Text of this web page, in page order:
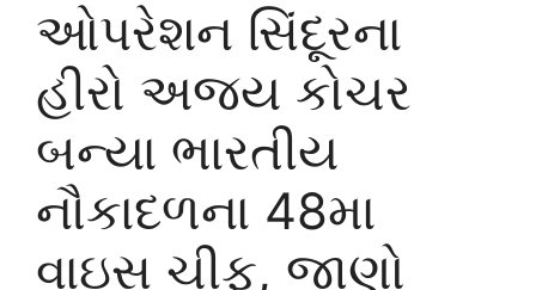
ઓપરેશન સિંદૂરના
હીરો અજય કોચર
બન્યા ભારતીય
નૌકાદળના 48મા
વાઇસ ચીફ, જાણો